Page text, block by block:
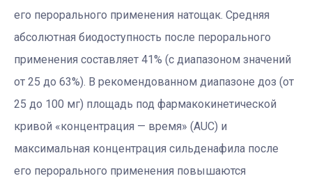
его перорального применения натощак. Средняя
абсолютная биодоступность после перорального
применения составляет 41% (с диапазоном значений
от 25 до 63%). В рекомендованном диапазоне доз (от
25 до 100 мг) площадь под фармакокинетической
кривой «концентрация — время» (AUC) и
максимальная концентрация сильденафила после
его перорального применения повышаются